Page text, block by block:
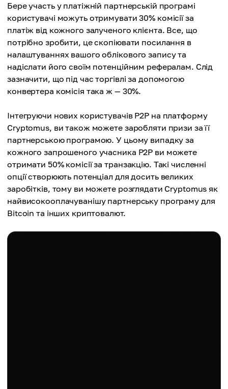
Бере участь у платіжній партнерській програмі
користувачі можуть отримувати 30% комісії за
платіж від кожного залученого клієнта. Все, що
потрібно зробити, це скопіювати посилання в
налаштуваннях вашого облікового запису та
надіслати його своїм потенційним рефералам. Слід
зазначити, що під час торгівлі за допомогою
конвертера комісія така ж — 30%.
Інтегруючи нових користувачів P2P на платформу
Cryptomus, ви також можете заробляти призи за її
партнерською програмою. У цьому випадку за
кожного запрошеного учасника P2P ви можете
отримати 50% комісії за транзакцію. Такі численні
опції створюють потенціал для досить великих
заробітків, тому ви можете розглядати Cryptomus як
найвисокооплачуванішу партнерську програму для
Bitcoin та інших криптовалют.